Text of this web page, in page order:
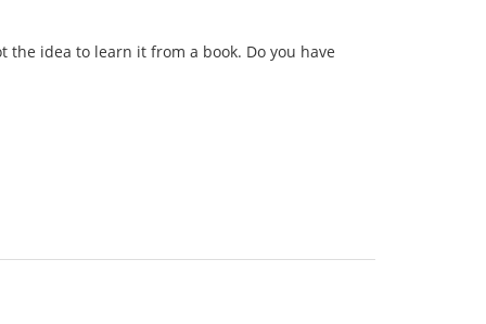
idea to learn it from a book. Do you have